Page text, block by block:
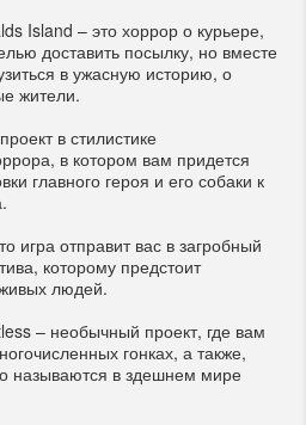
Island – это хоррор о курьере,
доставить посылку, но вместе
в ужасную историю, о
жители.
в стилистике
в котором вам придется
главного героя и его собаки к
игра отправит вас в загробный
которому предстоит
людей.
– необычный проект, где вам
гонках, а также,
называются в здешнем мире